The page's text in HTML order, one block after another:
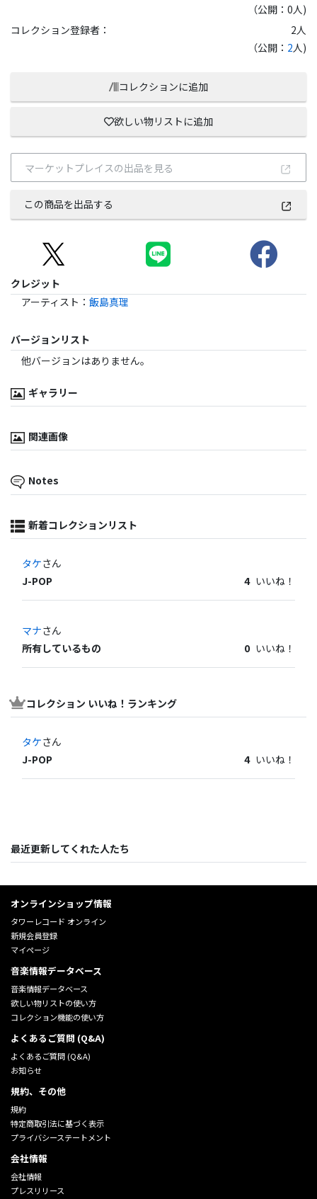
（公開：0人)
コレクション登録者：
2人
（公開： 2人)
コレクションに追加
欲しい物リストに追加
マーケットプレイスの出品を見る
この商品を出品する
クレジット
アーティスト ： 飯島真理
バージョンリスト
他バージョンはありません。
ギャラリー
関連画像
Notes
新着コレクションリスト
タケさん
J-POP
4 いいね！
マナさん
所有しているもの
0 いいね！
コレクション いいね！ランキング
タケさん
J-POP
4 いいね！
最近更新してくれた人たち
オンラインショップ情報
タワーレコード オンライン
新規会員登録
マイページ
音楽情報データベース
音楽情報データベース
欲しい物リストの使い方
コレクション機能の使い方
よくあるご質問 (Q&A)
よくあるご質問 (Q&A)
お知らせ
規約、その他
規約
特定商取引法に基づく表示
プライバシーステートメント
会社情報
会社情報
プレスリリース